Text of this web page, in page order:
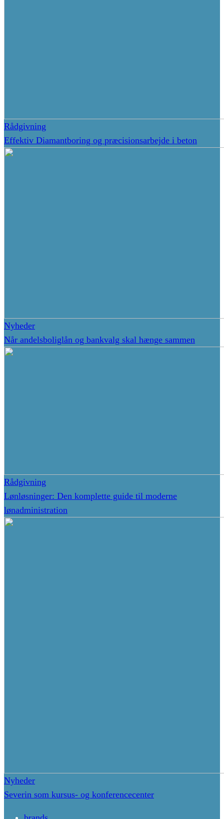
Rådgivning
Effektiv Diamantboring og præcisionsarbejde i beton
Nyheder
Når andelsboliglån og bankvalg skal hænge sammen
Rådgivning
Lønløsninger: Den komplette guide til moderne
lønadministration
Nyheder
Severin som kursus- og konferencecenter